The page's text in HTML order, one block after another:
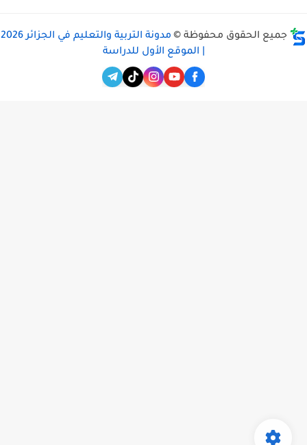
جميع الحقوق محفوظة ©
مدونة التربية والتعليم في الجزائر 2026
| الموقع الأول للدراسة